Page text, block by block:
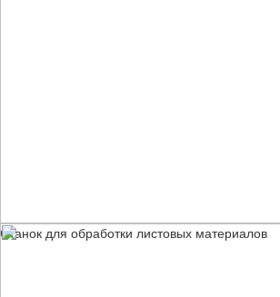
Станок для обработки листовых материалов